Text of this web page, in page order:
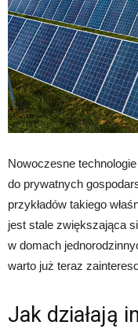
Nowoczesne
do prywatnych
przykładów takiego
jest stale zwiększająca
w domach
warto już teraz
Jak działają